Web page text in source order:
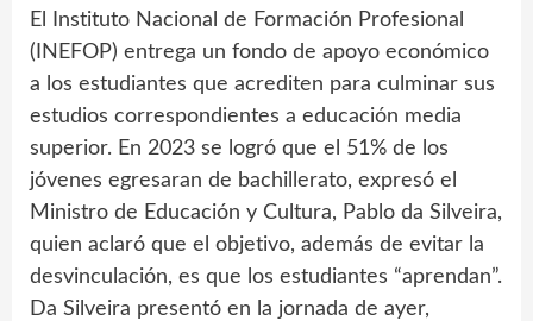
El Instituto Nacional de Formación Profesional
(INEFOP) entrega un fondo de apoyo económico
a los estudiantes que acrediten para culminar sus
estudios correspondientes a educación media
superior. En 2023 se logró que el 51% de los
jóvenes egresaran de bachillerato, expresó el
Ministro de Educación y Cultura, Pablo da Silveira,
quien aclaró que el objetivo, además de evitar la
desvinculación, es que los estudiantes “aprendan”.
Da Silveira presentó en la jornada de ayer,